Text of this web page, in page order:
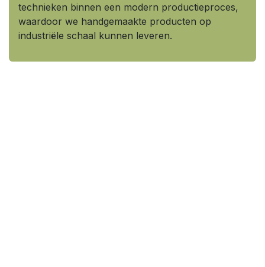
technieken binnen een modern productieproces,
waardoor we handgemaakte producten op
industriële schaal kunnen leveren.